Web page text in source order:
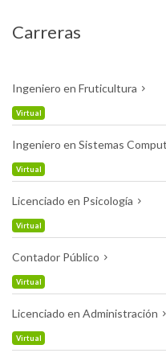
Carreras
Ingeniero en Fruticultura
Virtual
Ingeniero en Sistemas
Virtual
Licenciado en Psicología
Virtual
Contador Público
Virtual
Licenciado en Administración
Virtual